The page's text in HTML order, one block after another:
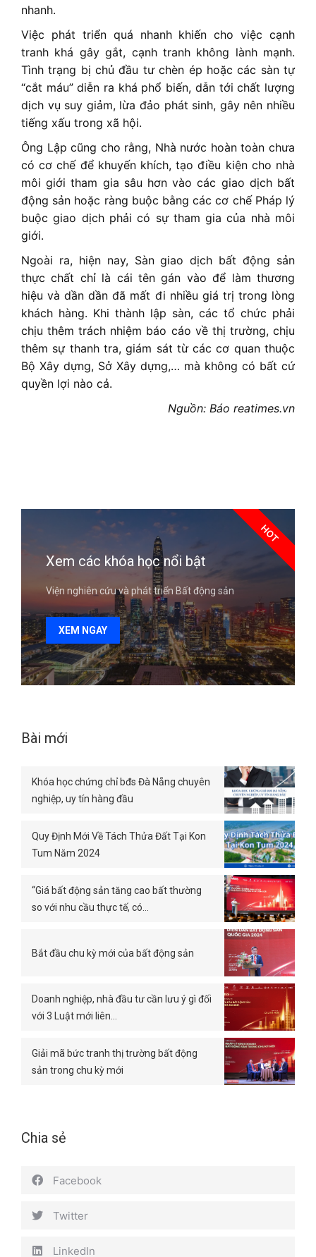
nhanh.
Việc phát triển quá nhanh khiến cho việc cạnh
tranh khá gây gắt, cạnh tranh không lành mạnh.
Tình trạng bị chủ đầu tư chèn ép hoặc các sàn tự
“cắt máu” diễn ra khá phổ biến, dẫn tới chất lượng
dịch vụ suy giảm, lừa đảo phát sinh, gây nên nhiều
tiếng xấu trong xã hội.
Ông Lập cũng cho rằng, Nhà nước hoàn toàn chưa
có cơ chế để khuyến khích, tạo điều kiện cho nhà
môi giới tham gia sâu hơn vào các giao dịch bất
động sản hoặc ràng buộc bằng các cơ chế Pháp lý
buộc giao dịch phải có sự tham gia của nhà môi
giới.
Ngoài ra, hiện nay, Sàn giao dịch bất động sản
thực chất chỉ là cái tên gán vào để làm thương
hiệu và dần dần đã mất đi nhiều giá trị trong lòng
khách hàng. Khi thành lập sàn, các tổ chức phải
chịu thêm trách nhiệm báo cáo về thị trường, chịu
thêm sự thanh tra, giám sát từ các cơ quan thuộc
Bộ Xây dựng, Sở Xây dựng,… mà không có bất cứ
quyền lợi nào cả.
Nguồn: Báo reatimes.vn
Xem các khóa học nổi bật
Viện nghiên cứu và phát triển Bất động sản
XEM NGAY
HOT
Bài mới
Khóa học chứng chỉ bđs Đà Nẵng chuyên
nghiệp, uy tín hàng đầu
Quy Định Mới Về Tách Thửa Đất Tại Kon
Tum Năm 2024
“Giá bất động sản tăng cao bất thường
so với nhu cầu thực tế, có…
Bắt đầu chu kỳ mới của bất động sản
Doanh nghiệp, nhà đầu tư cần lưu ý gì đối
với 3 Luật mới liên…
Giải mã bức tranh thị trường bất động
sản trong chu kỳ mới
Chia sẻ
Facebook
Twitter
LinkedIn